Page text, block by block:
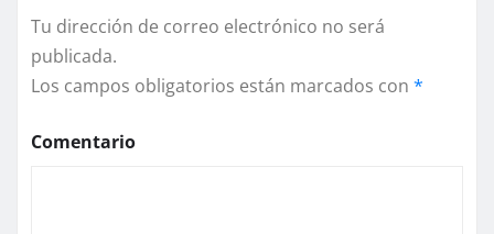
Tu dirección de correo electrónico no será
publicada.
Los campos obligatorios están marcados con *
Comentario